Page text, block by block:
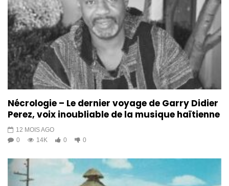
JUIN 2025
1.1K 8
Entèvyou avèk Stanley
TOUSSAINT (TANTAN) & Jean-
Claude Vivens
2.6K 14
CARAIBES CULTURE + || SAMEDI 28
JUIN 2025
Bonbon (ANNA PIERRE ) Cover
Night 70ans KONPA
Nécrologie – Le dernier voyage de Garry Didier
Perez, voix inoubliable de la musique haïtienne
12 MOIS AGO
0
14K 0 0